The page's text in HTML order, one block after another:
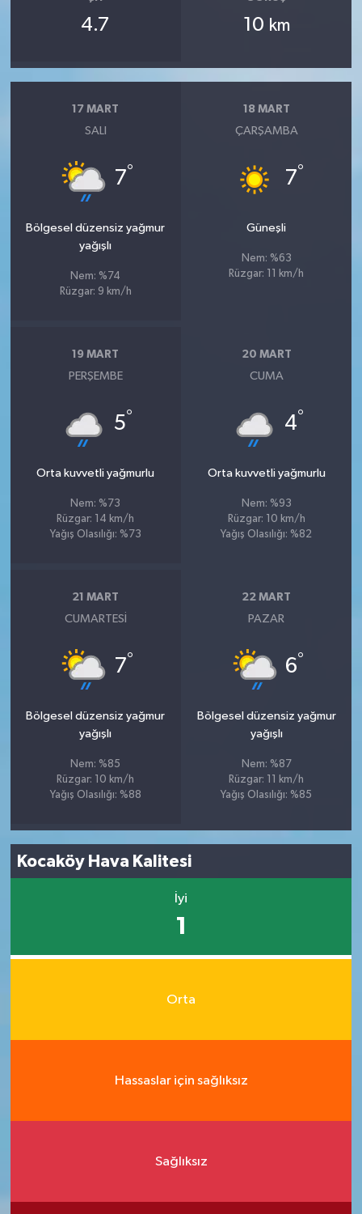
4.7 10 km
17 MART
SALI
7°
Bölgesel düzensiz yağmur
yağışlı
Nem: %74
Rüzgar: 9 km/h
18 MART
ÇARŞAMBA
7°
Güneşli
Nem: %63
Rüzgar: 11 km/h
19 MART
PERŞEMBE
5°
Orta kuvvetli yağmurlu
Nem: %73
Rüzgar: 14 km/h
Yağış Olasılığı: %73
20 MART
CUMA
4°
Orta kuvvetli yağmurlu
Nem: %93
Rüzgar: 10 km/h
Yağış Olasılığı: %82
21 MART
CUMARTESI
7°
Bölgesel düzensiz yağmur
yağışlı
Nem: %85
Rüzgar: 10 km/h
Yağış Olasılığı: %88
22 MART
PAZAR
6°
Bölgesel düzensiz yağmur
yağışlı
Nem: %87
Rüzgar: 11 km/h
Yağış Olasılığı: %85
Kocaköy Hava Kalitesi
İyi
1
Orta
Hassaslar için sağlıksız
Sağlıksız